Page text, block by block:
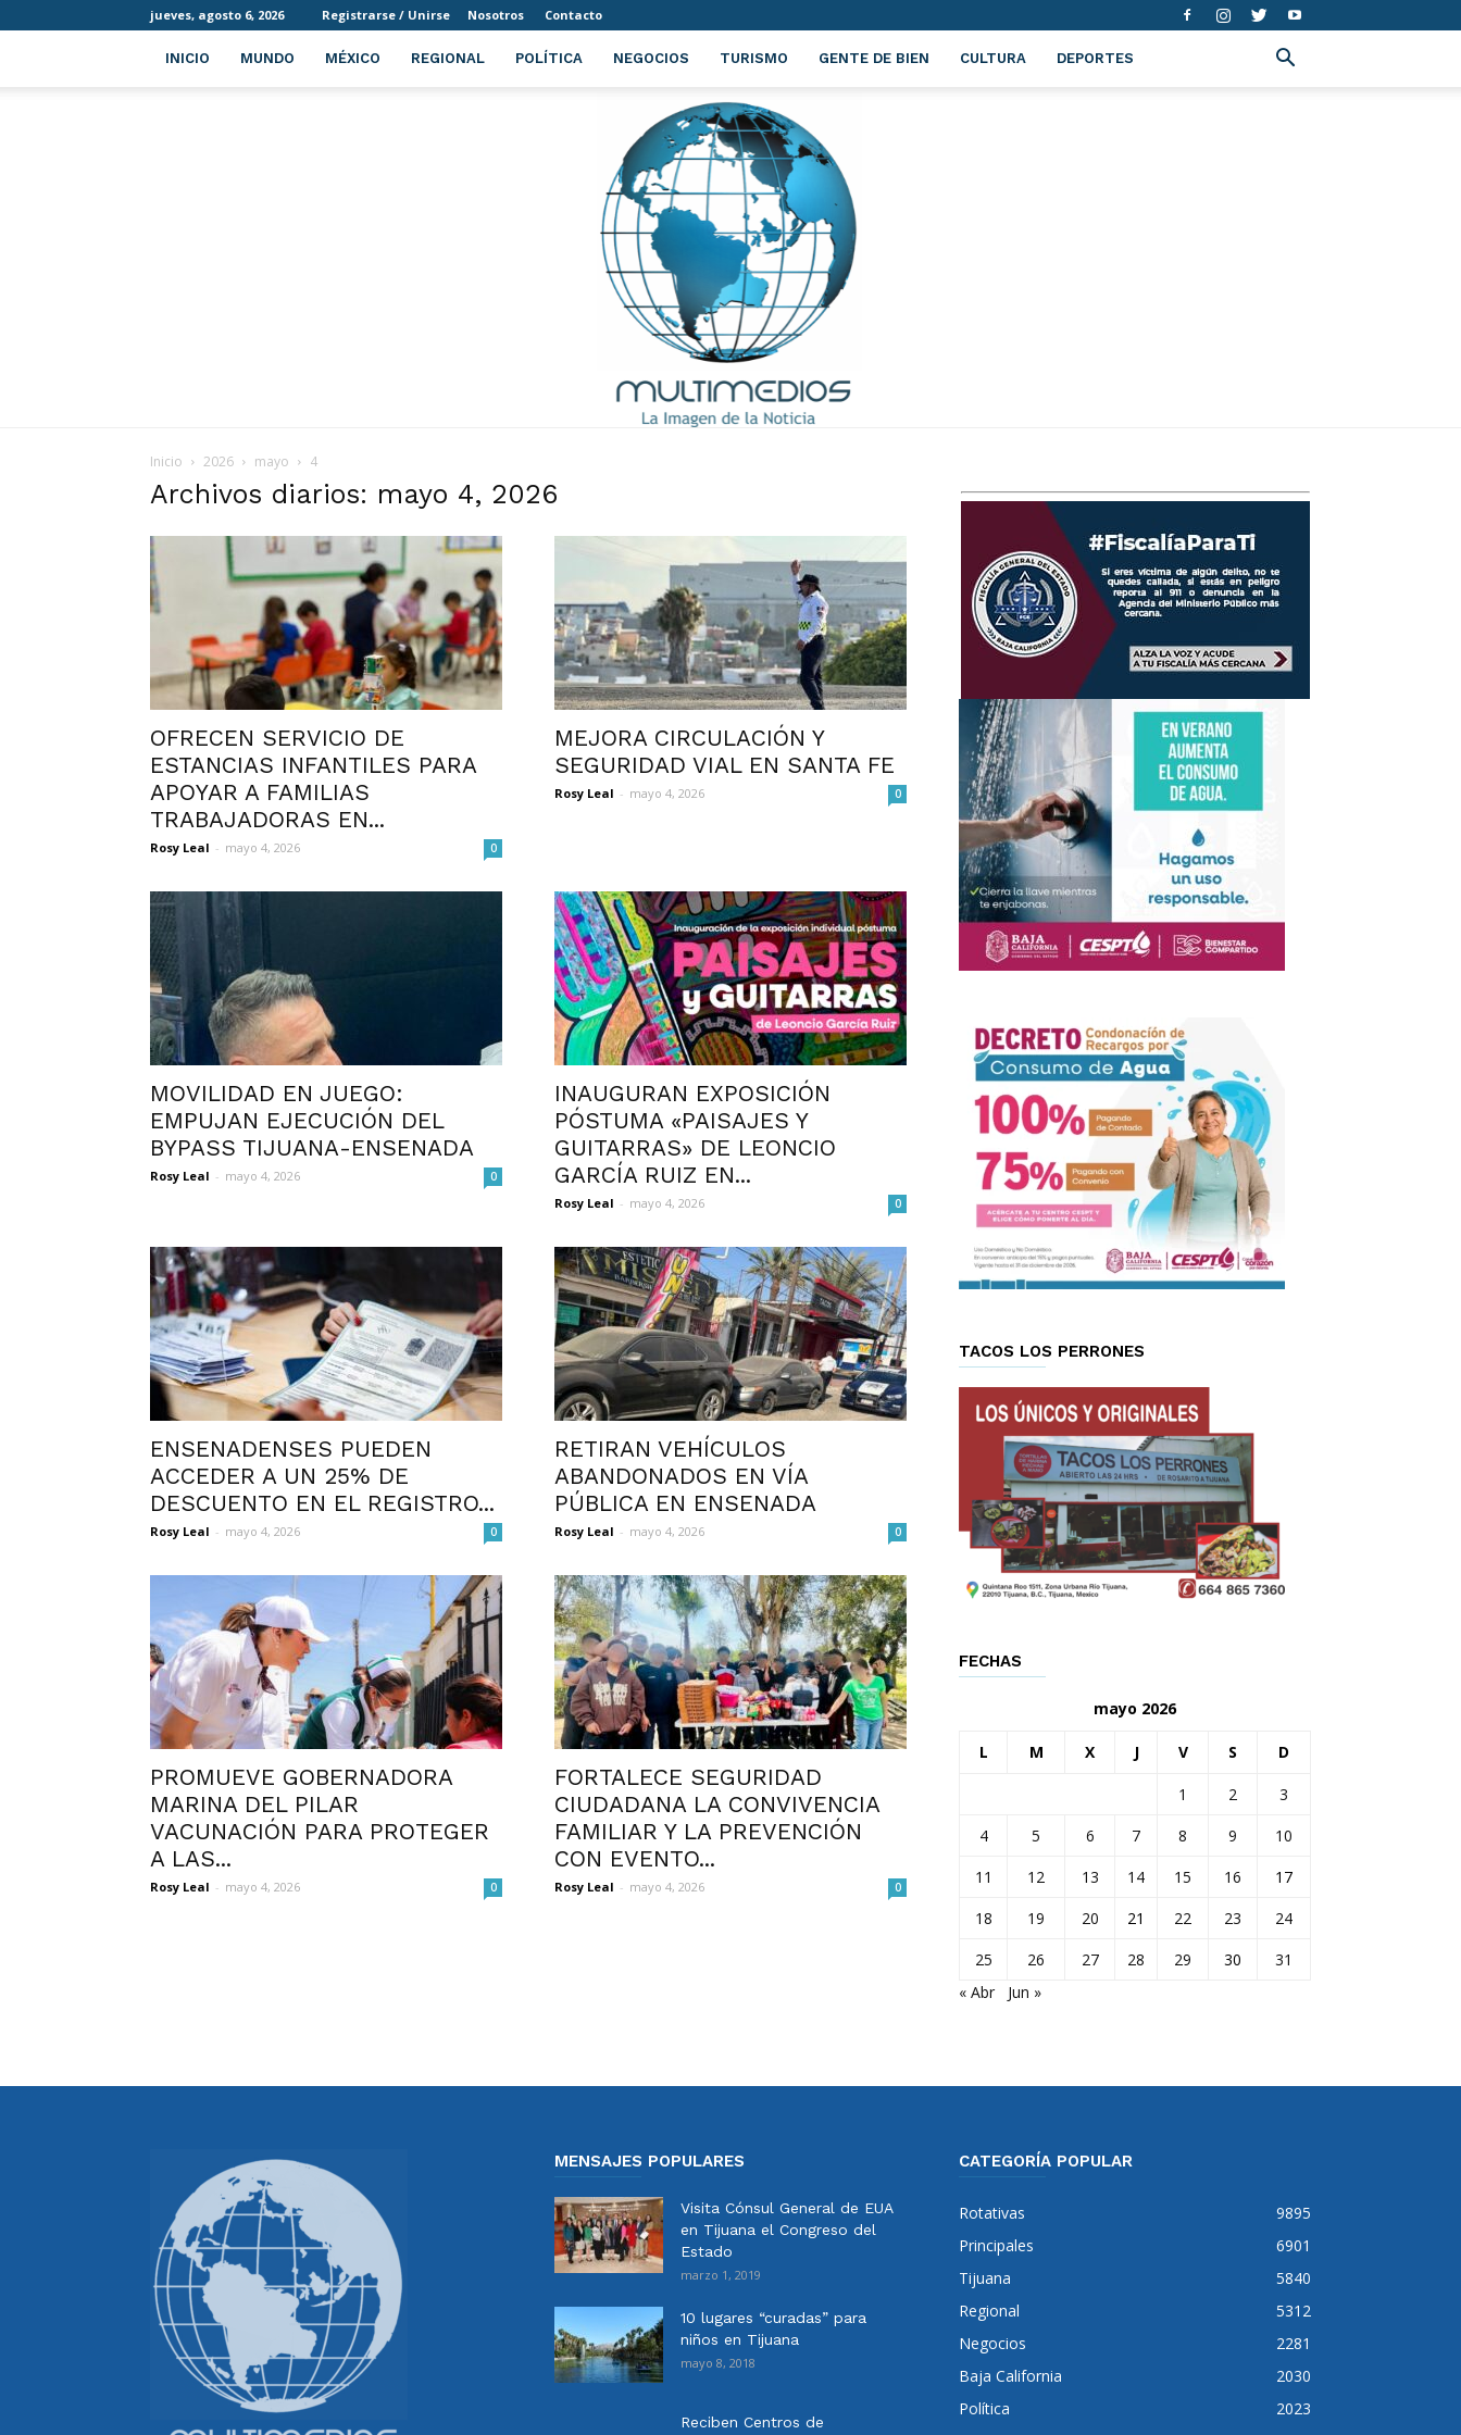
jueves, agosto 6, 2026 Registrarse / Unirse Nosotros Contacto
INICIO MUNDO MÉXICO REGIONAL POLÍTICA NEGOCIOS TURISMO GENTE DE BIEN CULTURA DEPORTES
Inicio 2026 mayo 4
Archivos diarios: mayo 4, 2026
OFRECEN SERVICIO DE
ESTANCIAS INFANTILES PARA
APOYAR A FAMILIAS
TRABAJADORAS EN...
Rosy Leal - mayo 4, 2026 0
MEJORA CIRCULACIÓN Y
SEGURIDAD VIAL EN SANTA FE
Rosy Leal - mayo 4, 2026 0
MOVILIDAD EN JUEGO:
EMPUJAN EJECUCIÓN DEL
BYPASS TIJUANA-ENSENADA
Rosy Leal - mayo 4, 2026 0
INAUGURAN EXPOSICIÓN
PÓSTUMA «PAISAJES Y
GUITARRAS» DE LEONCIO
GARCÍA RUIZ EN...
Rosy Leal - mayo 4, 2026 0
ENSENADENSES PUEDEN
ACCEDER A UN 25% DE
DESCUENTO EN EL REGISTRO...
Rosy Leal - mayo 4, 2026 0
RETIRAN VEHÍCULOS
ABANDONADOS EN VÍA
PÚBLICA EN ENSENADA
Rosy Leal - mayo 4, 2026 0
PROMUEVE GOBERNADORA
MARINA DEL PILAR
VACUNACIÓN PARA PROTEGER
A LAS...
Rosy Leal - mayo 4, 2026 0
FORTALECE SEGURIDAD
CIUDADANA LA CONVIVENCIA
FAMILIAR Y LA PREVENCIÓN
CON EVENTO...
Rosy Leal - mayo 4, 2026 0
TACOS LOS PERRONES
FECHAS
mayo 2026
L M X J V S D
1 2
3
4
5 6 7 8 9
10
11
12 13 14 15 16
17
18
19 20 21 22 23
24
25
26 27 28 29 30
31
« Abr
Jun »
MENSAJES POPULARES
Visita Cónsul General de EUA
en Tijuana el Congreso del
Estado
marzo 1, 2019
10 lugares “curadas” para
niños en Tijuana
mayo 8, 2018
Reciben Centros de
CATEGORÍA POPULAR
Rotativas
9895
Principales
6901
Tijuana
5840
Regional
5312
Negocios
2281
Baja California
2030
Política
2023